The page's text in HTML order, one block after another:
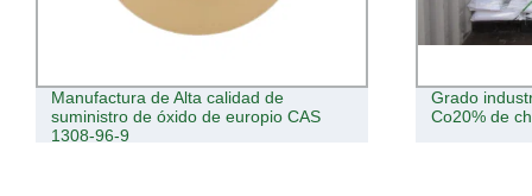
Manufactura de Alta calidad de
suministro de óxido de europio CAS
1308-96-9
Grado
Co20% de